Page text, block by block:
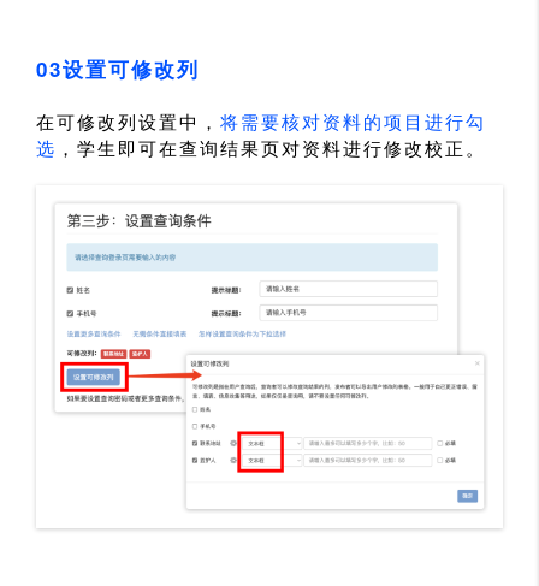
03设置可修改列
在可修改列设置中， 将需要核对资料的项目进行勾
选 ，学生即可在查询结果页对资料进行修改校正。